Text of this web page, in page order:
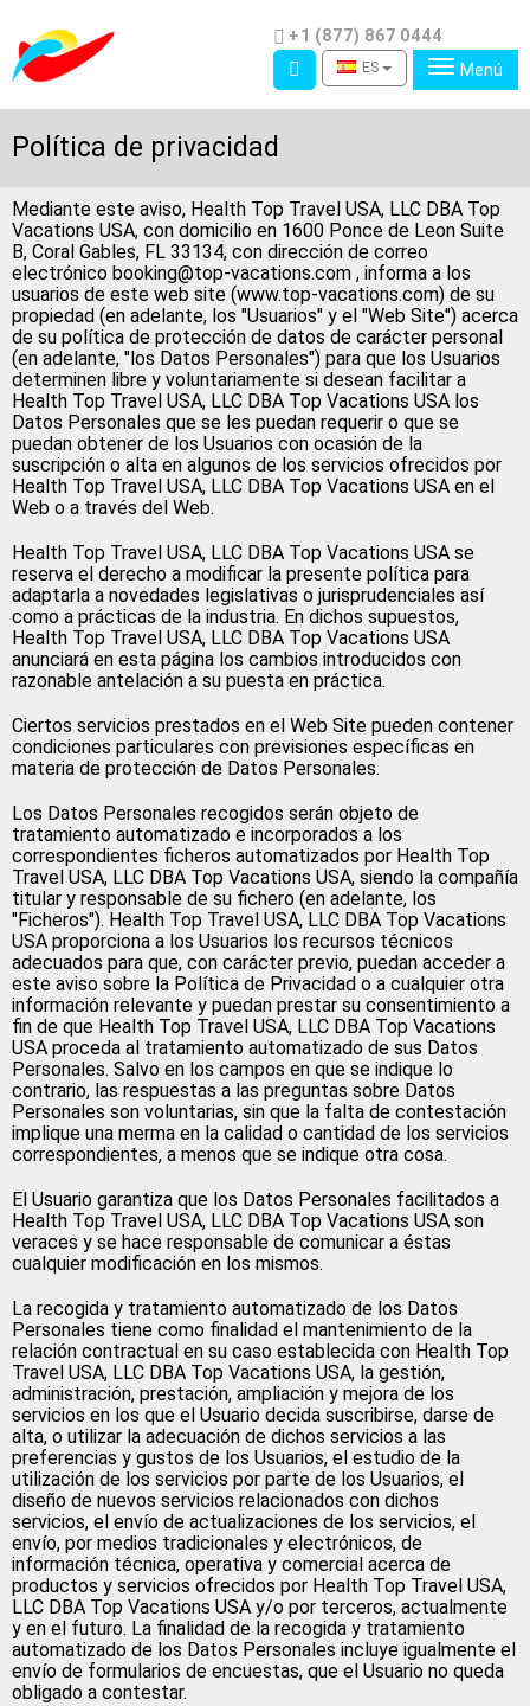
Teléfono
+1 (877) 867 0444
Acceso ES Menú
Política de privacidad
Mediante este aviso, Health Top Travel USA, LLC DBA Top
Vacations USA, con domicilio en 1600 Ponce de Leon Suite
B, Coral Gables, FL 33134, con dirección de correo
electrónico booking@top-vacations.com , informa a los
usuarios de este web site (www.top-vacations.com) de su
propiedad (en adelante, los "Usuarios" y el "Web Site") acerca
de su política de protección de datos de carácter personal
(en adelante, "los Datos Personales") para que los Usuarios
determinen libre y voluntariamente si desean facilitar a
Health Top Travel USA, LLC DBA Top Vacations USA los
Datos Personales que se les puedan requerir o que se
puedan obtener de los Usuarios con ocasión de la
suscripción o alta en algunos de los servicios ofrecidos por
Health Top Travel USA, LLC DBA Top Vacations USA en el
Web o a través del Web.
Health Top Travel USA, LLC DBA Top Vacations USA se
reserva el derecho a modificar la presente política para
adaptarla a novedades legislativas o jurisprudenciales así
como a prácticas de la industria. En dichos supuestos,
Health Top Travel USA, LLC DBA Top Vacations USA
anunciará en esta página los cambios introducidos con
razonable antelación a su puesta en práctica.
Ciertos servicios prestados en el Web Site pueden contener
condiciones particulares con previsiones específicas en
materia de protección de Datos Personales.
Los Datos Personales recogidos serán objeto de
tratamiento automatizado e incorporados a los
correspondientes ficheros automatizados por Health Top
Travel USA, LLC DBA Top Vacations USA, siendo la compañía
titular y responsable de su fichero (en adelante, los
"Ficheros"). Health Top Travel USA, LLC DBA Top Vacations
USA proporciona a los Usuarios los recursos técnicos
adecuados para que, con carácter previo, puedan acceder a
este aviso sobre la Política de Privacidad o a cualquier otra
información relevante y puedan prestar su consentimiento a
fin de que Health Top Travel USA, LLC DBA Top Vacations
USA proceda al tratamiento automatizado de sus Datos
Personales. Salvo en los campos en que se indique lo
contrario, las respuestas a las preguntas sobre Datos
Personales son voluntarias, sin que la falta de contestación
implique una merma en la calidad o cantidad de los servicios
correspondientes, a menos que se indique otra cosa.
El Usuario garantiza que los Datos Personales facilitados a
Health Top Travel USA, LLC DBA Top Vacations USA son
veraces y se hace responsable de comunicar a éstas
cualquier modificación en los mismos.
La recogida y tratamiento automatizado de los Datos
Personales tiene como finalidad el mantenimiento de la
relación contractual en su caso establecida con Health Top
Travel USA, LLC DBA Top Vacations USA, la gestión,
administración, prestación, ampliación y mejora de los
servicios en los que el Usuario decida suscribirse, darse de
alta, o utilizar la adecuación de dichos servicios a las
preferencias y gustos de los Usuarios, el estudio de la
utilización de los servicios por parte de los Usuarios, el
diseño de nuevos servicios relacionados con dichos
servicios, el envío de actualizaciones de los servicios, el
envío, por medios tradicionales y electrónicos, de
información técnica, operativa y comercial acerca de
productos y servicios ofrecidos por Health Top Travel USA,
LLC DBA Top Vacations USA y/o por terceros, actualmente
y en el futuro. La finalidad de la recogida y tratamiento
automatizado de los Datos Personales incluye igualmente el
envío de formularios de encuestas, que el Usuario no queda
obligado a contestar.